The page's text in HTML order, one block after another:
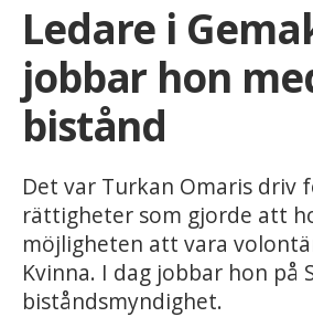
Ledare i
jobbar hon
bistånd
Det var Turkan Omaris driv
rättigheter som gjorde att
möjligheten att vara
Kvinna. I dag jobbar hon på
biståndsmyndighet.